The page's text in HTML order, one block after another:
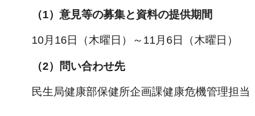
（1）意見等の募集と資料の提供期間
10月16日（木曜日）～11月6日（木曜日）
（2）問い合わせ先
民生局健康部保健所企画課健康危機管理担